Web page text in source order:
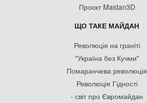
Проєкт Maidan3D
ЩО ТАКЕ МАЙДАН
Революція на граніті
"Україна без Кучми"
Помаранчева революція
Революція Гідності
- світ про Євромайдан